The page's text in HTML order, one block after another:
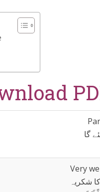
گا
Very
شکریہ